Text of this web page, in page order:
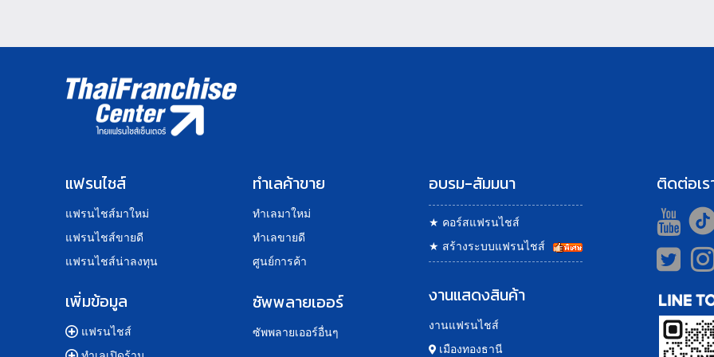
แฟรนไชส์
แฟรนไชส์มาใหม่
แฟรนไชส์ขายดี
แฟรนไชส์น่าลงทุน
เพิ่มข้อมูล
แฟรนไชส์
ทำเลค้าขาย
ทำเลมาใหม่
ทำเลขายดี
ศูนย์การค้า
ซัพพลายเออร์
ซัพพลายเออร์อื่นๆ
อบรม-สัมมนา
★ คอร์สแฟรนไชส์
★ สร้างระบบแฟรนไชส์
งานแสดงสินค้า
งานแฟรนไชส์
เมืองทองธานี
ติดต่อเร